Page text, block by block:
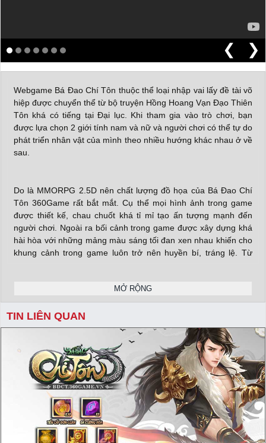
❮ ❯
Webgame Bá Đao Chí Tôn thuộc thể loại nhập vai lấy đề tài võ
hiệp được chuyển thể từ bộ truyện Hồng Hoang Vạn Đạo Thiên
Tôn khá có tiếng tại Đại lục. Khi tham gia vào trò chơi, bạn
được lựa chọn 2 giới tính nam và nữ và người chơi có thể tự do
phát triển nhân vật của mình theo nhiều hướng khác nhau ở về
sau.
Do là MMORPG 2.5D nên chất lượng đồ họa của Bá Đao Chí
Tôn 360Game rất bắt mắt. Cụ thể mọi hình ảnh trong game
được thiết kế, chau chuốt khá tỉ mỉ tạo ấn tượng mạnh đến
người chơi. Ngoài ra bối cảnh trong game được xây dựng khá
hài hòa với những mảng màu sáng tối đan xen nhau khiến cho
khung cảnh trong game luôn trở nên huyền bí, tráng lệ. Từ
chất kiếm hiệp tiên hiệp đang trải dài ra trước mắt bạn.
Về lối chơi Bá Đao Chí Tôn VNG gần như không có nhiều điểm
khác biệt so với những tựa game cùng thể loại đang có mặt tại
thị trường game Việt khi vẫn chỉ xoay quanh lối đánh Point &
Click quen thuộc. Tại đó thời điểm đầu người chơi vẫn sẽ làm
quen với hệ thống nhiệm vụ tân thủ theo cốt truyện và dần mở
khóa các tính năng mới trong game.
X
MỞ RỘNG
TIN LIÊN QUAN